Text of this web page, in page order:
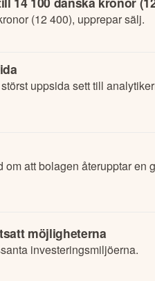
(12 400), upprepar sälj.
uppsida sett till
att bolagen återupptar en
möjligheterna
investeringsmiljöerna.